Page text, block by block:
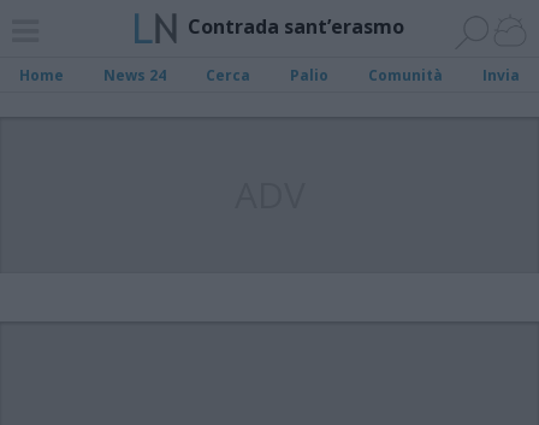
Contrada sant’erasmo
Home News 24 Cerca Palio Comunità Invia